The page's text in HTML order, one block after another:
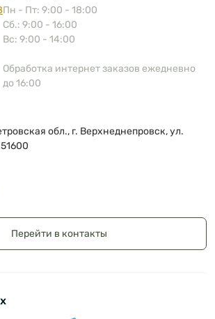
Пн - Пт: 9:00 - 18:00
Сб.: 9:00 - 16:00
Вс: 9:00 - 14:00
Обработка интернет заказов ежедневно
до 16:00
обл., г. Верхнеднепровск, ул.
Перейти в контакты